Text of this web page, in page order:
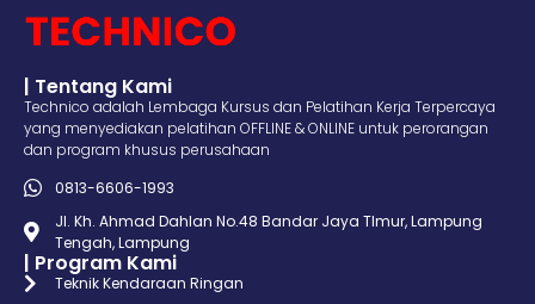
| Tentang Kami
Technico adalah Lembaga Kursus dan Pelatihan Kerja Terpercaya
yang menyediakan pelatihan OFFLINE & ONLINE untuk perorangan
dan program khusus perusahaan
0813-6606-1993
Jl. Kh. Ahmad Dahlan No.48 Bandar Jaya TImur, Lampung
Tengah, Lampung
| Program Kami
Teknik Kendaraan Ringan